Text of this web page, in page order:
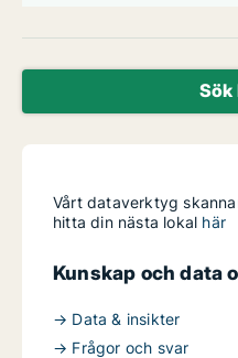
Sök
Vårt dataverktyg
hitta din nästa lokal här
Kunskap och data
→ Data & insikter
→ Frågor och svar